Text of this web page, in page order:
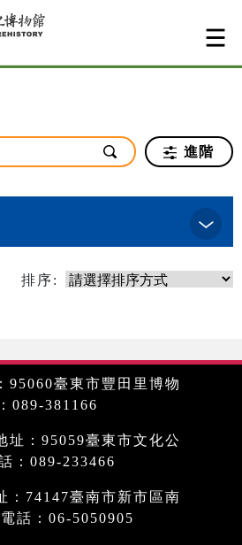
進階
排序:
95060臺東市豐田里博物
089-381166
址：95059臺東市文化公
：089-233466
：74147臺南市新市區南
話：06-5050905